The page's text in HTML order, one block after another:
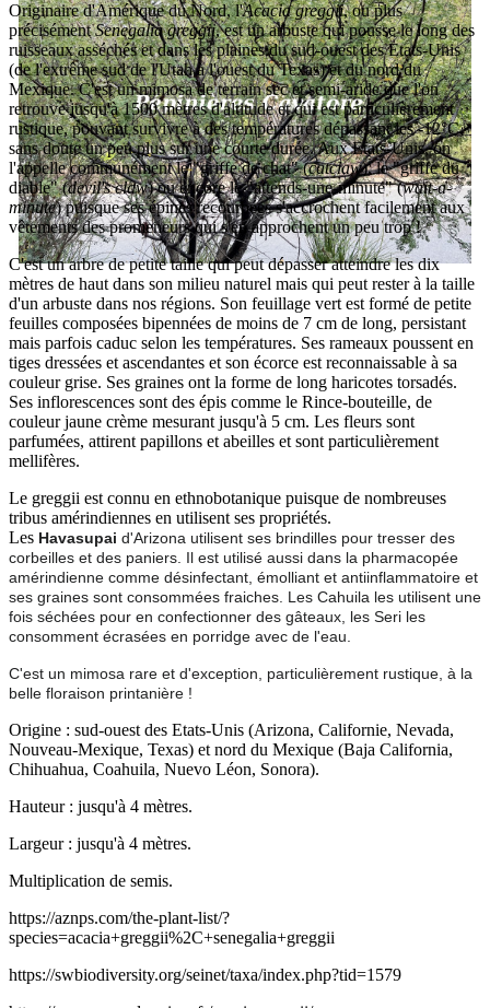
Originaire d'Amérique du Nord, l'Acacia greggii, ou plus
précisémentSenegalia greggii, est un arbuste qui pousse le long des
ruisseaux asséchés et dans les plaines du sud-ouest des Etats-Unis
(de l'extrême sud de l'Utah à l'ouest du Texas) et du nord du
Mexique. C'est un mimosa de terrain sec et semi-aride que l'on
retrouve jusqu'à 1500 mètres d'altitude et qui est particulièrement
rustique, pouvant survivre à des températures dépassant les -12°C,
sans doute un peu plus sur une courte durée. Aux Etats-Unis, on
l'appelle communément le "griffe de chat" (catclaw), le "griffe du
diable" (devil's claw) ou encore le "attends-une-minute" (wait-a-
minute) puisque ses épines recourbées s'accrochent facilement aux
vêtements des promeneurs qui s'en approchent un peu trop !
C'est un arbre de petite taille qui peut dépasser atteindre les dix
mètres de haut dans son milieu naturel mais qui peut rester à la taille
d'un arbuste dans nos régions. Son feuillage vert est formé de petite
feuilles composées bipennées de moins de 7 cm de long, persistant
mais parfois caduc selon les températures. Ses rameaux poussent en
tiges dressées et ascendantes et son écorce est reconnaissable à sa
couleur grise. Ses graines ont la forme de long haricotes torsadés.
Ses inflorescences sont des épis comme le Rince-bouteille, de
couleur jaune crème mesurant jusqu'à 5 cm. Les fleurs sont
parfumées, attirent papillons et abeilles et sont particulièrement
mellifères.
Le greggii est connu en ethnobotanique puisque de nombreuses
tribus amérindiennes en utilisent ses propriétés.
Les Havasupai d'Arizona utilisent ses brindilles pour tresser des
corbeilles et des paniers. Il est utilisé aussi dans la pharmacopée
amérindienne comme désinfectant, émolliant et antiinflammatoire et
ses graines sont consommées fraiches. Les Cahuila les utilisent une
fois séchées pour en confectionner des gâteaux, les Seri les
consomment écrasées en porridge avec de l'eau.
C'est un mimosa rare et d'exception, particulièrement rustique, à la
belle floraison printanière !
Origine : sud-ouest des Etats-Unis (Arizona, Californie, Nevada,
Nouveau-Mexique, Texas) et nord du Mexique (Baja California,
Chihuahua, Coahuila, Nuevo Léon, Sonora).
Hauteur : jusqu'à 4 mètres.
Largeur : jusqu'à 4 mètres.
Multiplication de semis.
https://aznps.com/the-plant-list/?
species=acacia+greggii%2C+senegalia+greggii
https://swbiodiversity.org/seinet/taxa/index.php?tid=1579